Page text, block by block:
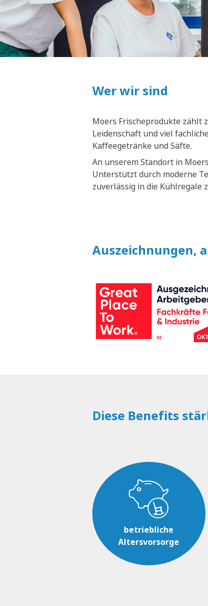
Wer wir sind
Moers Frischeprodukte zählt
Leidenschaft und viel
Kaffeegetränke und Säfte.
An unserem Standort in
Unterstützt durch moderne
zuverlässig in die Kühlregale
Auszeichnungen,
Diese Benefits
betriebliche
Altersvorsorge